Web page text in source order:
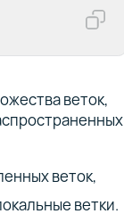
веток,
веток,
ветки.